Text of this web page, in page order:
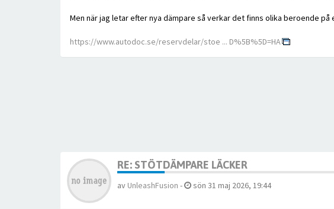
Men när jag letar efter nya dämpare så verkar det finns olika beroende
https://www.autodoc.se/reservdelar/stoe ... D%5B%5D=HA
RE: STÖTDÄMPARE LÄCKER
av UnleashFusion - sön 31 maj 2026, 19:44